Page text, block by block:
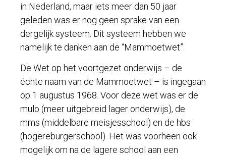
in Nederland, maar iets meer dan 50 jaar
geleden was er nog geen sprake van een
dergelijk systeem. Dit systeem hebben we
namelijk te danken aan de “Mammoetwet”.
De Wet op het voortgezet onderwijs – de
échte naam van de Mammoetwet – is ingegaan
op 1 augustus 1968. Voor deze wet was er de
mulo (meer uitgebreid lager onderwijs), de
mms (middelbare meisjesschool) en de hbs
(hogereburgerschool). Het was voorheen ook
mogelijk om na de lagere school aan een